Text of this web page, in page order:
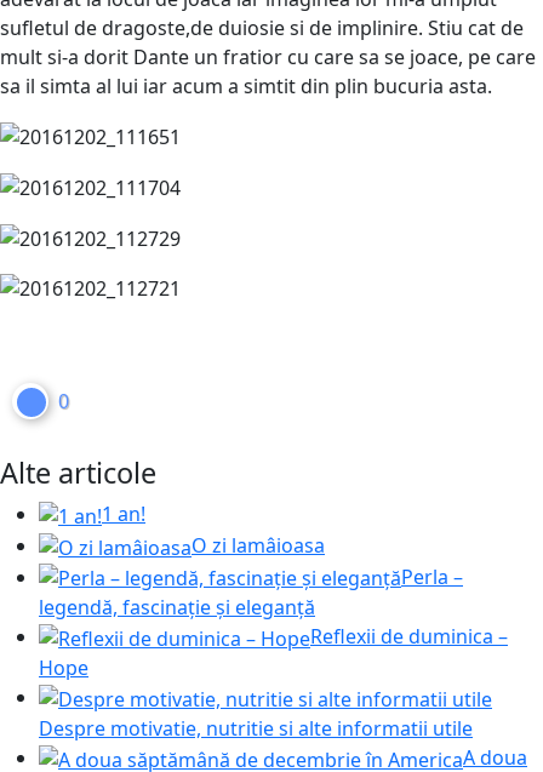
sufletul de dragoste,de duiosie si de implinire. Stiu cat de
mult si-a dorit Dante un fratior cu care sa se joace, pe care
sa il simta al lui iar acum a simtit din plin bucuria asta.
0
Alte articole
1 an!
O zi lamâioasa
Perla –
legendă, fascinație și eleganță
Reflexii de duminica –
Hope
Despre motivatie, nutritie si alte informatii utile
A doua